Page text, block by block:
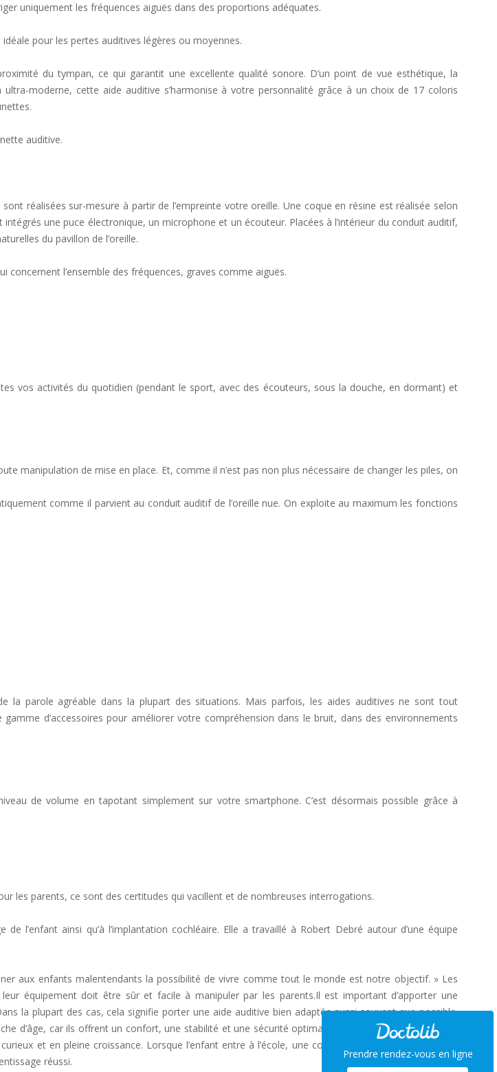
uniquement les fréquences aiguës dans des proportions adéquates.
pour les pertes auditives légères ou moyennes.
du tympan, ce qui garantit une excellente qualité sonore. D’un point de vue esthétique, la
moderne, cette aide auditive s’harmonise à votre personnalité grâce à un choix de 17 coloris
auditive.
réalisées sur-mesure à partir de l’empreinte votre oreille. Une coque en résine est réalisée selon
une puce électronique, un microphone et un écouteur. Placées à l’intérieur du conduit auditif,
du pavillon de l’oreille.
concernent l’ensemble des fréquences, graves comme aiguës.
vos activités du quotidien (pendant le sport, avec des écouteurs, sous la douche, en dormant) et
manipulation de mise en place. Et, comme il n’est pas non plus nécessaire de changer les piles, on
comme il parvient au conduit auditif de l’oreille nue. On exploite au maximum les fonctions
la parole agréable dans la plupart des situations. Mais parfois, les aides auditives ne sont tout
d’accessoires pour améliorer votre compréhension dans le bruit, dans des environnements
de volume en tapotant simplement sur votre smartphone. C’est désormais possible grâce à
les parents, ce sont des certitudes qui vacillent et de nombreuses interrogations.
l’enfant ainsi qu’à l’implantation cochléaire. Elle a travaillé à Robert Debré autour d’une équipe
aux enfants malentendants la possibilité de vivre comme tout le monde est notre objectif. » Les
équipement doit être sûr et facile à manipuler par les parents.Il est important d’apporter une
la plupart des cas, cela signifie porter une aide auditive bien adaptée aussi souvent que possible.
d’âge, car ils offrent un confort, une stabilité et une sécurité optimaux.La durabilité est également
et en pleine croissance. Lorsque l’enfant entre à l’école, une combinaison d’aides auditives et
réussi.
Prendre rendez-vous en ligne